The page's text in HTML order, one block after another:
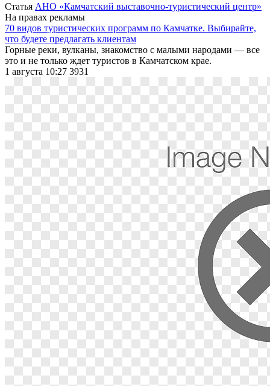
Статья АНО «Камчатский выставочно-туристический центр»
На правах рекламы
70 видов туристических программ по Камчатке. Выбирайте,
что будете предлагать клиентам
Горные реки, вулканы, знакомство с малыми народами — все
это и не только ждет туристов в Камчатском крае.
1 августа 10:27 3931